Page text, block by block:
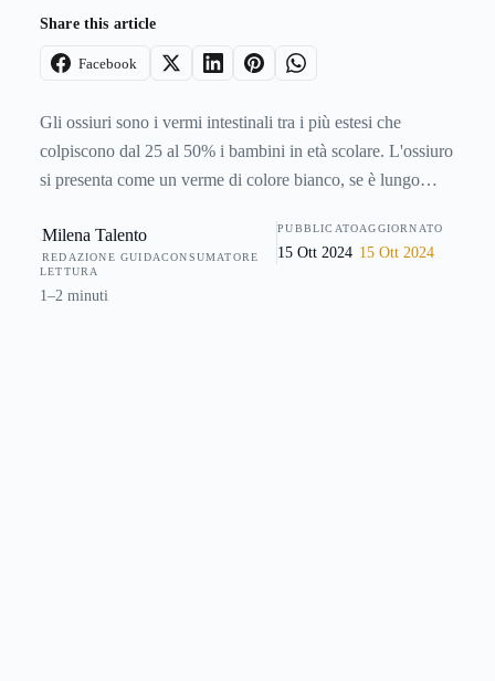
Share this article
Facebook
Gli ossiuri sono i vermi intestinali tra i più estesi che
colpiscono dal 25 al 50% i bambini in età scolare. L'ossiuro
si presenta come un verme di colore bianco, se è lungo
centimetro è una femmina. Gli ossiuri vivono e si
riproducono solo nell'intestino. Al di fuori dell'intestino, le
uova di questi parassiti vivono in ambienti umidità per
Milena Talento
REDAZIONE GUIDACONSUMATORE
PUBBLICATO
15 Ott 2024
AGGIORNATO
15 Ott 2024
LETTURA
1–2 minuti